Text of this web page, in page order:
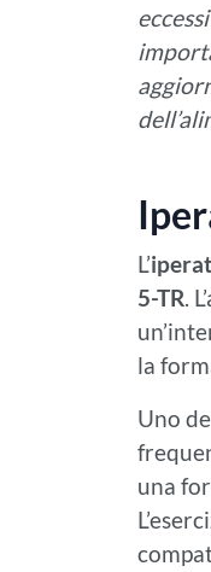
L’
5-TR.
la
Uno
una